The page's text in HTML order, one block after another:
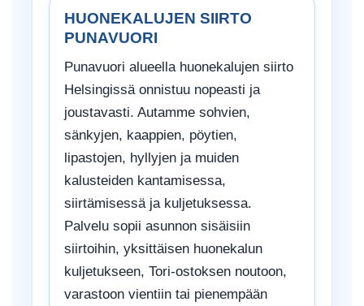
HUONEKALUJEN SIIRTO
PUNAVUORI
Punavuori alueella huonekalujen siirto
Helsingissä onnistuu nopeasti ja
joustavasti. Autamme sohvien,
sänkyjen, kaappien, pöytien,
lipastojen, hyllyjen ja muiden
kalusteiden kantamisessa,
siirtämisessä ja kuljetuksessa.
Palvelu sopii asunnon sisäisiin
siirtoihin, yksittäisen huonekalun
kuljetukseen, Tori-ostoksen noutoon,
varastoon vientiin tai pienempään